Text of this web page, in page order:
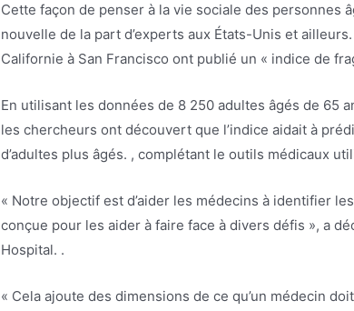
Cette façon de penser à la vie sociale des personnes
nouvelle de la part d’experts aux États-Unis et
Californie à San Francisco ont publié un « indice de
En utilisant les données de 8 250 adultes âgés de 65
les chercheurs ont découvert que l’indice aidait à
d’adultes plus âgés. , complétant le outils médicaux
« Notre objectif est d’aider les médecins à identifier
conçue pour les aider à faire face à divers défis », a
Hospital. .
« Cela ajoute des dimensions de ce qu’un médecin